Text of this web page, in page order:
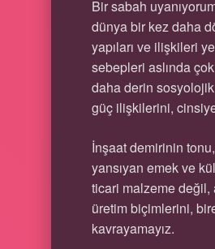
Bir sabah
dünya bir kez daha
yapıları ve ilişkileri
sebepleri aslında
daha derin
güç ilişkilerini,
İnşaat demirinin
yansıyan emek ve
ticari malzeme değil,
üretim biçimlerini,
kavrayamayız.